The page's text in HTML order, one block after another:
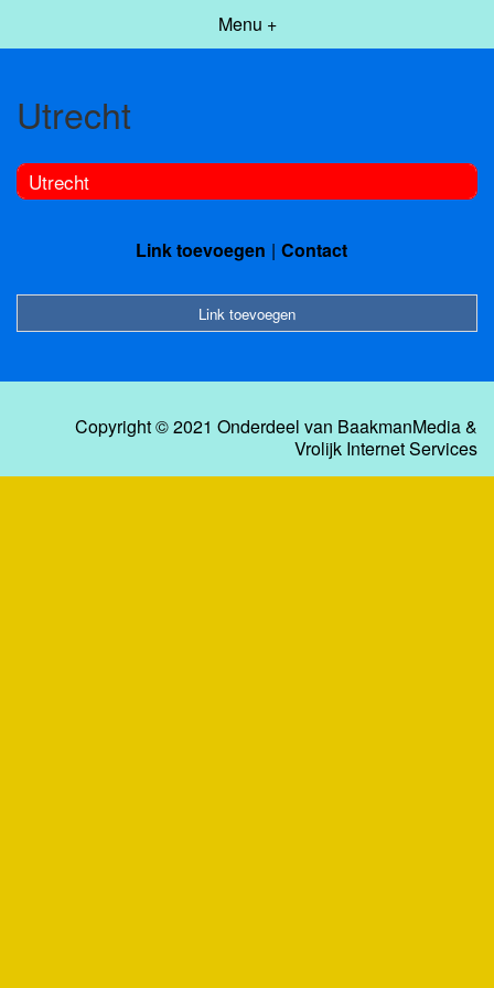
Menu +
Utrecht
Utrecht
Link toevoegen Contact
Link toevoegen
Copyright © 2021 Onderdeel van BaakmanMedia&
Vrolijk Internet Services